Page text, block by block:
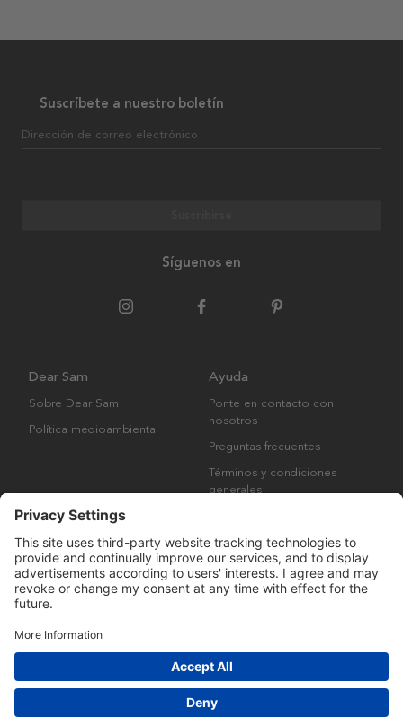
Suscríbete a nuestro boletín
Dirección de correo electrónico
Síguenos en
Dear Sam
Sobre Dear Sam
Política medioambiental
Ayuda
Ponte en contacto con
nosotros
Preguntas frecuentes
Términos y condiciones
generales
Derechos de autor © Many Brands AB 2023. Todos los derechos